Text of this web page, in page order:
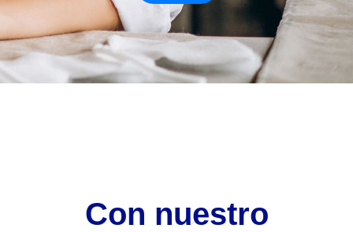
Con nuestro